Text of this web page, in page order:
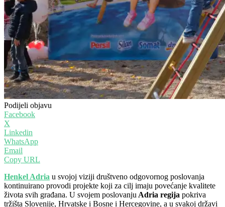
Podijeli objavu
Facebook
X
Linkedin
WhatsApp
Email
Copy URL
Henkel Adria u svojoj viziji društveno odgovornog poslovanja
kontinuirano provodi projekte koji za cilj imaju povećanje kvalitete
života svih građana. U svojem poslovanju Adria regija pokriva
tržišta Slovenije, Hrvatske i Bosne i Hercegovine, a u svakoj državi